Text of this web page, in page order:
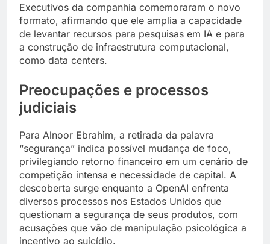
Executivos da companhia comemoraram o novo
formato, afirmando que ele amplia a capacidade
de levantar recursos para pesquisas em IA e para
a construção de infraestrutura computacional,
como data centers.
Preocupações e processos
judiciais
Para Alnoor Ebrahim, a retirada da palavra
“segurança” indica possível mudança de foco,
privilegiando retorno financeiro em um cenário de
competição intensa e necessidade de capital. A
descoberta surge enquanto a OpenAI enfrenta
diversos processos nos Estados Unidos que
questionam a segurança de seus produtos, com
acusações que vão de manipulação psicológica a
incentivo ao suicídio.